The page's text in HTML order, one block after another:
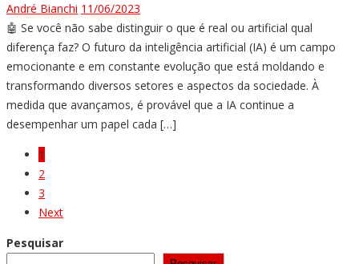
André Bianchi 11/06/2023
🤖 Se você não sabe distinguir o que é real ou artificial qual
diferença faz? O futuro da inteligência artificial (IA) é um campo
emocionante e em constante evolução que está moldando e
transformando diversos setores e aspectos da sociedade. À
medida que avançamos, é provável que a IA continue a
desempenhar um papel cada […]
1
2
3
Next
Pesquisar